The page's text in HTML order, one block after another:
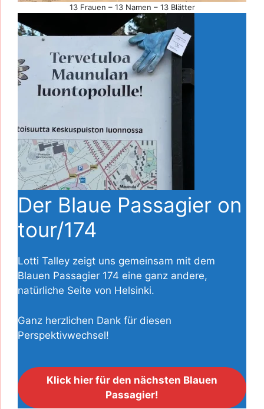
13 Frauen – 13 Namen – 13 Blätter
Der Blaue Passagier on
tour/174
Lotti Talley zeigt uns gemeinsam mit dem
Blauen Passagier 174 eine ganz andere,
natürliche Seite von Helsinki.
Ganz herzlichen Dank für diesen
Perspektivwechsel!
Klick hier für den nächsten Blauen
Passagier!